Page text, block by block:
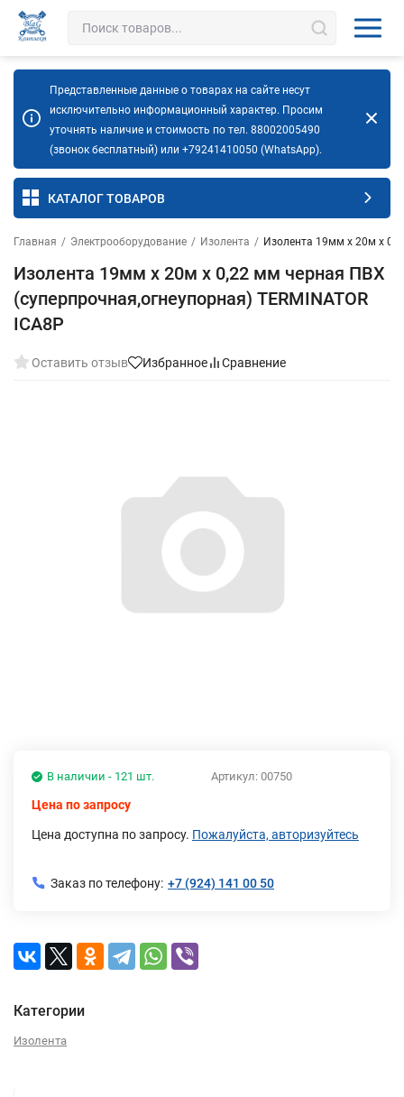
Представленные данные о товарах на сайте несут
исключительно информационный характер. Просим
уточнять наличие и стоимость по тел. 88002005490
(звонок бесплатный) или +79241410050 (WhatsApp).
КАТАЛОГ ТОВАРОВ
Главная / Электрооборудование / Изолента / Изолента 19мм х 20м х
Изолента 19мм х 20м х 0,22 мм черная ПВХ
(суперпрочная,огнеупорная) TERMINATOR
ICA8P
Оставить отзыв Избранное Сравнение
Артикул: 00750
В наличии - 121 шт.
Цена по запросу
Цена доступна по запросу. Пожалуйста, авторизуйтесь
Заказ по телефону: +7 (924) 141 00 50
Категории
Изолента